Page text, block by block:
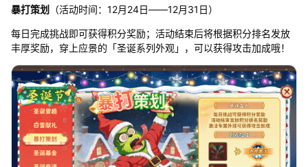
暴打策划 （活动时间：12月24日——12月31日）
每日完成挑战即可获得积分奖励；活动结束后将根据积分排名发放
丰厚奖励，穿上应景的「圣诞系列外观」，可以获得攻击加成哦！